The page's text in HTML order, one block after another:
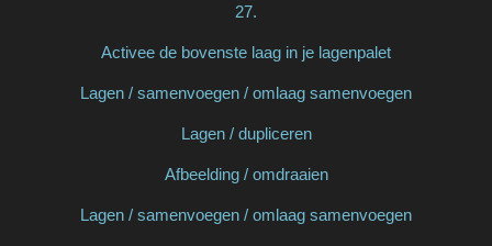
27.
Activee de bovenste laag in je lagenpalet
Lagen / samenvoegen / omlaag samenvoegen
Lagen / dupliceren
Afbeelding / omdraaien
Lagen / samenvoegen / omlaag samenvoegen